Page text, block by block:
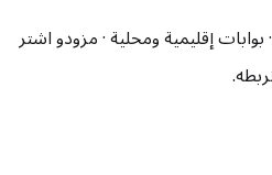
Stripe · Razorpay · PayPal · بوابات إقليمية ومحلية · مزودو اشتر